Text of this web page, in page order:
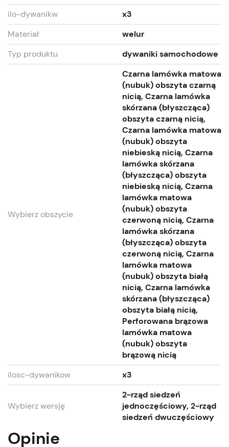
ilo-dywanikw
x3
Materiał
welur
Typ produktu
dywaniki samochodowe
Wybierz obszycie
Czarna lamówka matowa
(nubuk) obszyta czarną
nicią, Czarna lamówka
skórzana (błyszcząca)
obszyta czarną nicią,
Czarna lamówka matowa
(nubuk) obszyta
niebieską nicią, Czarna
lamówka skórzana
(błyszcząca) obszyta
niebieską nicią, Czarna
lamówka matowa
(nubuk) obszyta
czerwoną nicią, Czarna
lamówka skórzana
(błyszcząca) obszyta
czerwoną nicią, Czarna
lamówka matowa
(nubuk) obszyta białą
nicią, Czarna lamówka
skórzana (błyszcząca)
obszyta białą nicią,
Perforowana brązowa
lamówka matowa
(nubuk) obszyta
brązową nicią
ilosc-dywanikow
x3
Wybierz wersję
2-rząd siedzeń
jednoczęściowy, 2-rząd
siedzeń dwuczęściowy
Opinie